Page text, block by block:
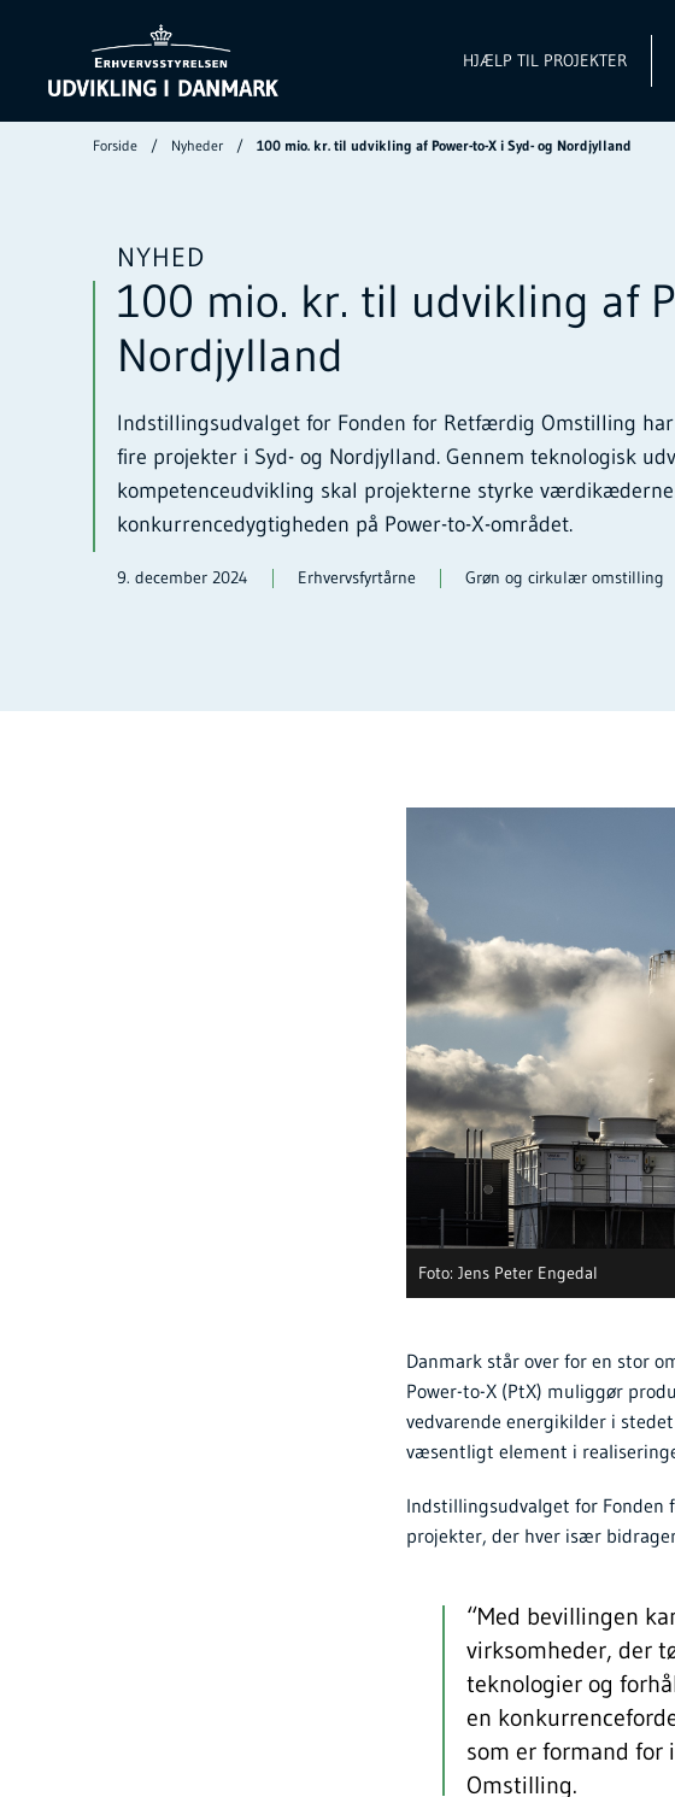
HJÆLP TIL PROJEKTER
Forside Nyheder 100 mio. kr. til udvikling af Power-to-X i Syd- og Nordjylland
NYHED
100 mio. kr. til udvikling af
Nordjylland
Indstillingsudvalget for Fonden for Retfærdig Omstilling
fire projekter i Syd- og Nordjylland. Gennem teknologisk
kompetenceudvikling skal projekterne styrke
konkurrencedygtigheden på Power-to-X-området.
9. december 2024 Erhvervsfyrtårne Grøn og cirkulær omstilling
Foto: Jens Peter Engedal
Danmark står over for en stor
Power-to-X (PtX) muliggør
vedvarende energikilder i
væsentligt element i
Indstillingsudvalget for
projekter, der hver især
“Med bevillingen
virksomheder, der
teknologier og
en
som er formand
Omstilling.